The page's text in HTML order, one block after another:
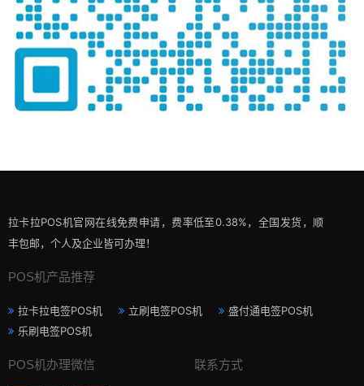
拉卡拉POS机官网在线免费申请，费率低至0.38%，全国发货，顺
丰包邮，个人及企业皆可办理！
POS机产品推荐
拉卡拉电签POS机 立刷电签POS机
盛付通电签POS机
乐刷电签POS机
POS机办理微信 联系方式